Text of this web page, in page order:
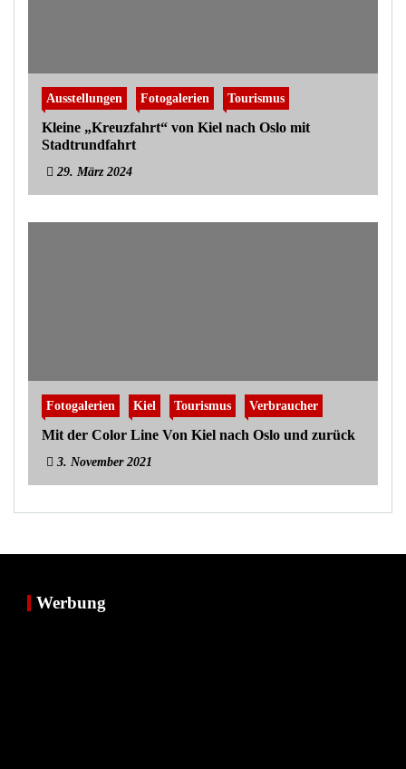
Ausstellungen Fotogalerien Tourismus
Kleine „Kreuzfahrt“ von Kiel nach Oslo mit
Stadtrundfahrt
29. März 2024
Fotogalerien Kiel Tourismus Verbraucher
Mit der Color Line Von Kiel nach Oslo und zurück
3. November 2021
Werbung